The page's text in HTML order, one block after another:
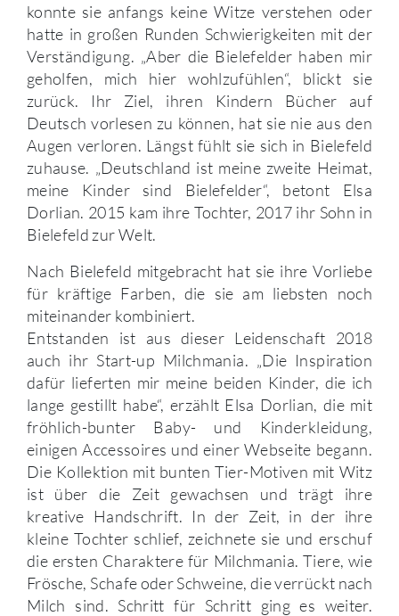
konnte sie anfangs keine Witze verstehen oder
hatte in großen Runden Schwierigkeiten mit der
Verständigung. „Aber die Bielefelder haben mir
geholfen, mich hier wohlzufühlen“, blickt sie
zurück. Ihr Ziel, ihren Kindern Bücher auf
Deutsch vorlesen zu können, hat sie nie aus den
Augen verloren. Längst fühlt sie sich in Bielefeld
zuhause. „Deutschland ist meine zweite Heimat,
meine Kinder sind Bielefelder“, betont Elsa
Dorlian. 2015 kam ihre Tochter, 2017 ihr Sohn in
Bielefeld zur Welt.
Nach Bielefeld mitgebracht hat sie ihre Vorliebe
für kräftige Farben, die sie am liebsten noch
miteinander kombiniert.
Entstanden ist aus dieser Leidenschaft 2018
auch ihr Start-up Milchmania. „Die Inspiration
dafür lieferten mir meine beiden Kinder, die ich
lange gestillt habe“, erzählt Elsa Dorlian, die mit
fröhlich-bunter Baby- und Kinderkleidung,
einigen Accessoires und einer Webseite begann.
Die Kollektion mit bunten Tier-Motiven mit Witz
ist über die Zeit gewachsen und trägt ihre
kreative Handschrift. In der Zeit, in der ihre
kleine Tochter schlief, zeichnete sie und erschuf
die ersten Charaktere für Milchmania. Tiere, wie
Frösche, Schafe oder Schweine, die verrückt nach
Milch sind. Schritt für Schritt ging es weiter.